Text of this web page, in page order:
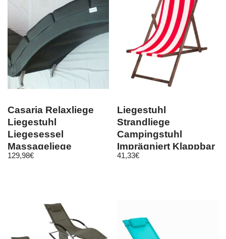
Casaria Relaxliege
Liegestuhl
Liegesessel
Massageliege
Wohnzimmer
129,98€
Liegestuhl
Strandliege
Campingstuhl
Imprägniert Klappbar
Gartenliege Holz
41,33€